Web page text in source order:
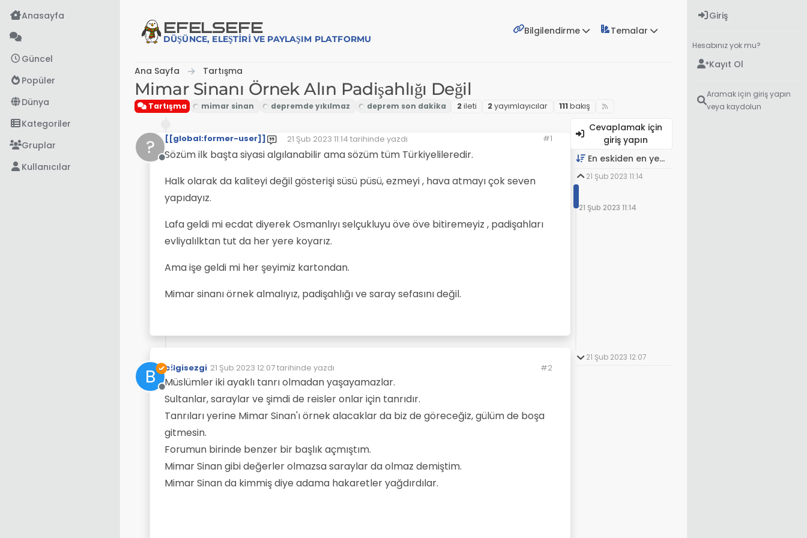
İçeriğe atla
Anasayfa
Güncel
Popüler
Dünya
Kategoriler
Gruplar
Kullanıcılar
EFELSEFE
DÜŞÜNCE, ELEŞTIRI VE PAYLAŞIM PLATFORMU
Bilgilendirme Temalar
Ana Sayfa Tartışma
Mimar Sinanı Örnek Alın Padişahlığı Değil
Tartışma 2i̇leti 2yayımlayıcılar 111bakış
?
Çevrimdışı
[[global:former-user]] 21 Şub 2023 11:14 tarihinde yazdı
Son düzenleyen:
#1
Sözüm ilk başta siyasi algılanabilir ama sözüm tüm Türkiyelileredir.
Halk olarak da kaliteyi değil gösterişi süsü püsü, ezmeyi , hava atmayı çok seven
yapıdayız.
Lafa geldi mi ecdat diyerek Osmanlıyı selçukluyu öve öve bitiremeyiz , padişahları
evliyalılktan tut da her yere koyarız.
Ama işe geldi mi her şeyimiz kartondan.
Mimar sinanı örnek almalıyız, padişahlığı ve saray sefasını değil.
B
Çevrimdışı
bilgisezgi 21 Şub 2023 12:07tarihinde yazdı
Son düzenleyen: #2
Müslümler iki ayaklı tanrı olmadan yaşayamazlar.
Sultanlar, saraylar ve şimdi de reisler onlar için tanrıdır.
Tanrıları yerine Mimar Sinan'ı örnek alacaklar da biz de göreceğiz, gülüm de boşa
gitmesin.
Forumun birinde benzer bir başlık açmıştım.
Mimar Sinan gibi değerler olmazsa saraylar da olmaz demiştim.
Mimar Sinan da kimmiş diye adama hakaretler yağdırdılar.
Cevaplamak için
giriş yapın
En eskiden en yeniye
21 Şub 2023 11:14
21 Şub 2023 11:14
21 Şub 2023 12:07
Giriş
Hesabınız yok mu?
Kayıt Ol
Aramak için giriş yapın
veya kaydolun